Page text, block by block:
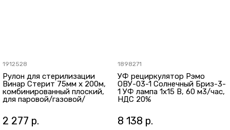
1912528
Рулон для стерилизации
Винар Стерит 75мм х 200м,
комбинированный плоский,
для паровой/газовой/
2 277 р.
1898271
УФ рециркулятор Рэмо
ОВУ-03-1 Солнечный Бриз-3-
1 УФ лампа 1х15 В, 60 м3/час,
НДС 20%
8 138 р.